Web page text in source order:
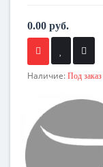
0.00 руб.
Наличие: Под заказ